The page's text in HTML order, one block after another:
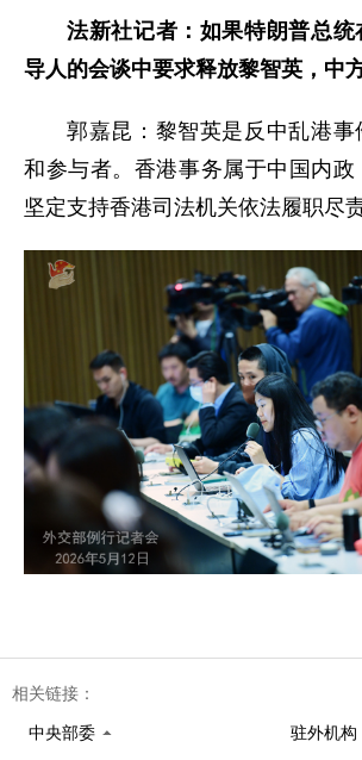
法新社记者：如果特朗普总
导人的会谈中要求释放黎智英，中
郭嘉昆：黎智英是反中乱港
和参与者。香港事务属于中国内
坚定支持香港司法机关依法履职尽责
相关链接：
中央部委 驻外机构